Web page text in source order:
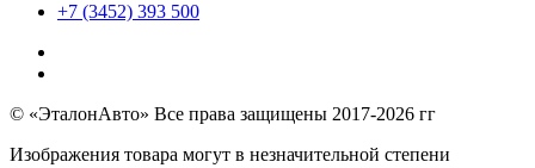
+7 (3452) 393 500
© «ЭталонАвто» Все права защищены 2017-2026 гг
Изображения товара могут в незначительной степени